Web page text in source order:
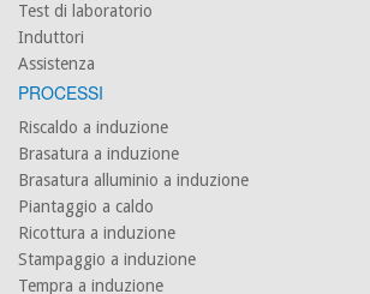
Test di laboratorio
Induttori
Assistenza
PROCESSI
Riscaldo a induzione
Brasatura a induzione
Brasatura alluminio a induzione
Piantaggio a caldo
Ricottura a induzione
Stampaggio a induzione
Tempra a induzione